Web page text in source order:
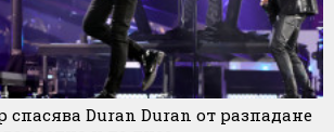
Duran Duran от разпадане